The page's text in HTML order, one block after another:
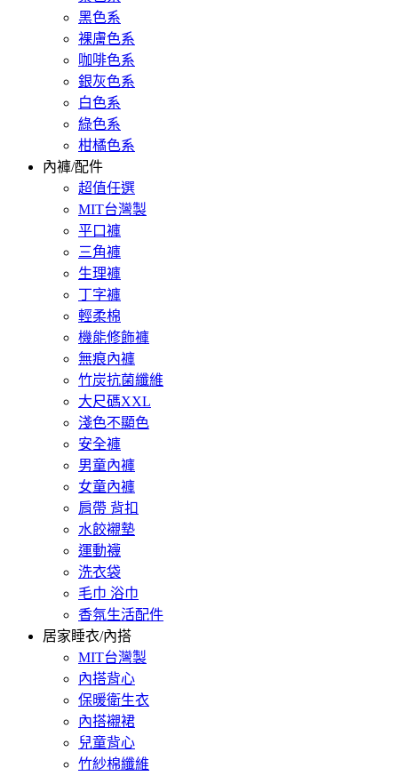
黑色系
裸膚色系
咖啡色系
銀灰色系
白色系
綠色系
柑橘色系
內褲/配件
超值任選
MIT台灣製
平口褲
三角褲
生理褲
丁字褲
輕柔棉
機能修飾褲
無痕內褲
竹炭抗菌纖維
大尺碼XXL
淺色不顯色
安全褲
男童內褲
女童內褲
肩帶 背扣
水餃襯墊
運動襪
洗衣袋
毛巾 浴巾
香氛生活配件
居家睡衣/內搭
MIT台灣製
內搭背心
保暖衛生衣
內搭襯裙
兒童背心
竹紗棉纖維